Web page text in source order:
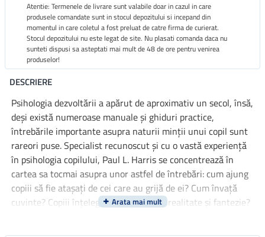
Atentie: Termenele de livrare sunt valabile doar in cazul in care
produsele comandate sunt in stocul depozitului si incepand din
momentul in care coletul a fost preluat de catre firma de curierat.
Stocul depozitului nu este legat de site. Nu plasati comanda daca nu
sunteti dispusi sa asteptati mai mult de 48 de ore pentru venirea
produselor!
DESCRIERE
Psihologia dezvoltării a apărut de aproximativ un secol, însă,
deși există numeroase manuale și ghiduri practice,
întrebările importante asupra naturii minții unui copil sunt
rareori puse. Specialist recunoscut și cu o vastă experiență
în psihologia copilului, Paul L. Harris se concentrează în
cartea sa tocmai asupra unor astfel de întrebări: cum ajung
copiii să fie atașați de cei care au grijă de ei? Cum învață
cuvinte? Copiii înțeleg diferența dintre realitate și fantezie?